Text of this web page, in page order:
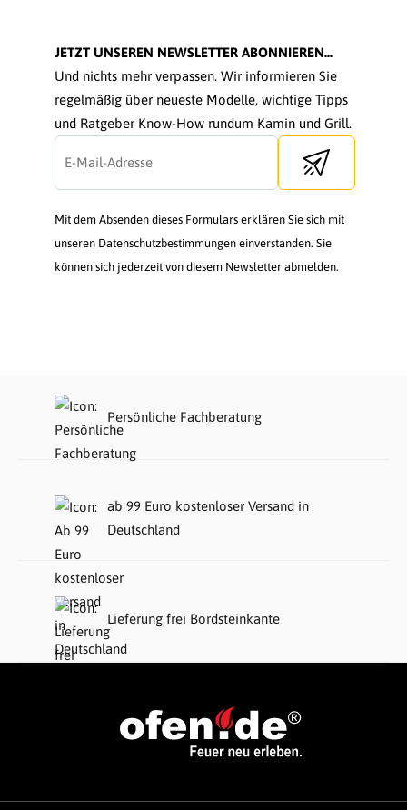
JETZT UNSEREN NEWSLETTER ABONNIEREN...
Und nichts mehr verpassen. Wir informieren Sie
regelmäßig über neueste Modelle, wichtige Tipps
und Ratgeber Know-How rundum Kamin und Grill.
Send newsletter
Mit dem Absenden dieses Formulars erklären Sie sich mit
unseren Datenschutzbestimmungen einverstanden. Sie
können sich jederzeit von diesem Newsletter abmelden.
Persönliche Fachberatung
ab 99 Euro kostenloser Versand in
Deutschland
Lieferung frei Bordsteinkante